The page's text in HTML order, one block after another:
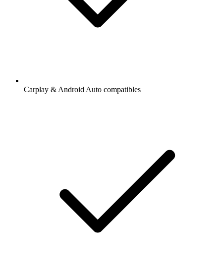
Carplay & Android Auto compatibles